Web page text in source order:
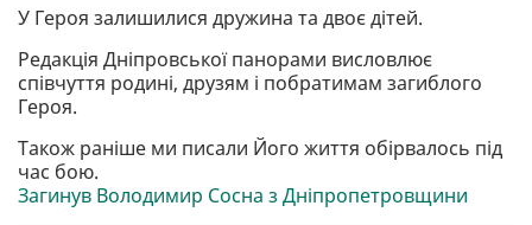
У Героя залишилися дружина та двоє дітей.
Редакція Дніпровської панорами висловлює
співчуття родині, друзям і побратимам загиблого
Героя.
Також раніше ми писали Його життя обірвалось під
час бою.
Загинув Володимир Сосна з Дніпропетровщини